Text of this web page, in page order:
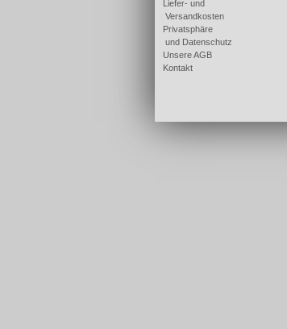
Liefer- und
Versandkosten
Privatsphäre
und Datenschutz
Unsere AGB
Kontakt